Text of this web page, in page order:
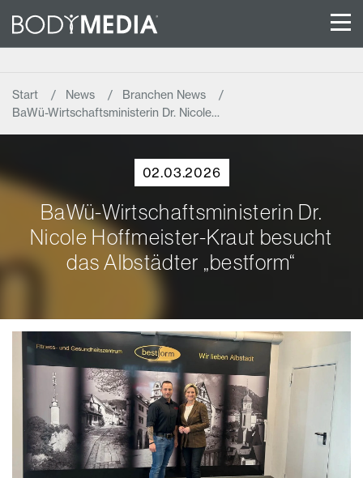
Start News
Branchen News
BaWü-Wirtschaftsministerin Dr. Nicole…
02.03.2026
BaWü-Wirtschaftsministerin Dr.
Nicole Hoffmeister-Kraut besucht
das Albstädter „bestform“